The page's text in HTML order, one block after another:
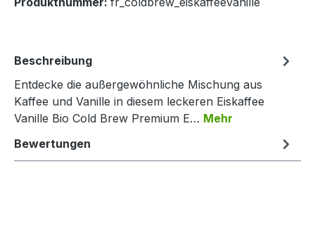
Beschreibung
Entdecke die außergewöhnliche Mischung aus
Kaffee und Vanille in diesem leckeren Eiskaffee
Vanille Bio Cold Brew Premium E… Mehr
Bewertungen